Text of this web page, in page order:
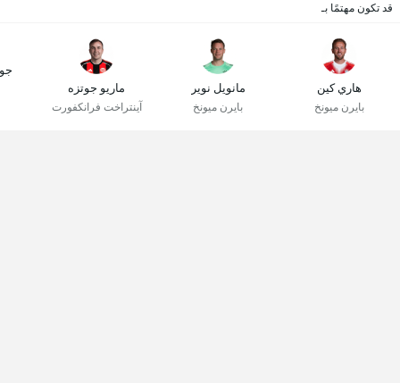
قد تكون مهتمًا بـ
هاري كين
بايرن ميونخ
مانويل نوير
بايرن ميونخ
ماريو جوتزه
آينتراخت فرانكفورت